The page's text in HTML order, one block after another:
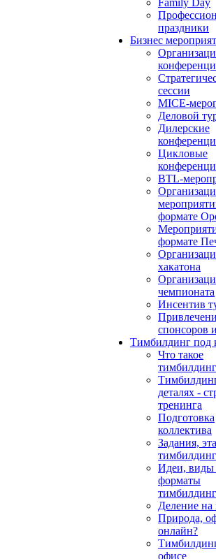
Family Day
праздники
Бизнес
сессии
MICE-
Деловой
Дилерские
Цикловые
BTL-
формате
формате
хакатона
чемпионата
Инсентив
Тимбилдинг под
Что такое
деталях -
тренинга
Подготовка
коллектива
Задания,
Идеи, виды
форматы
Деление
Природа,
онлайн?
офисе